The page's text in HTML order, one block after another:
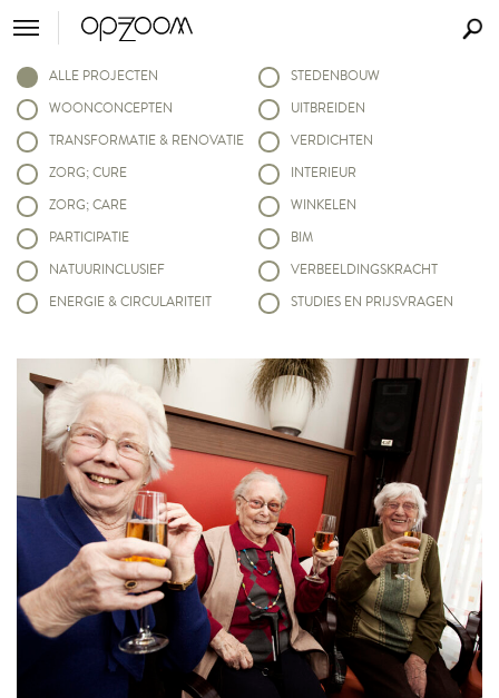
ALLE PROJECTEN
WOONCONCEPTEN
TRANSFORMATIE & RENOVATIE
ZORG; CURE
ZORG; CARE
PARTICIPATIE
NATUURINCLUSIEF
ENERGIE & CIRCULARITEIT
STEDENBOUW
UITBREIDEN
VERDICHTEN
INTERIEUR
WINKELEN
BIM
VERBEELDINGSKRACHT
STUDIES EN PRIJSVRAGEN